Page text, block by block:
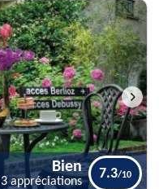
Bien
3 appréciations
7.3